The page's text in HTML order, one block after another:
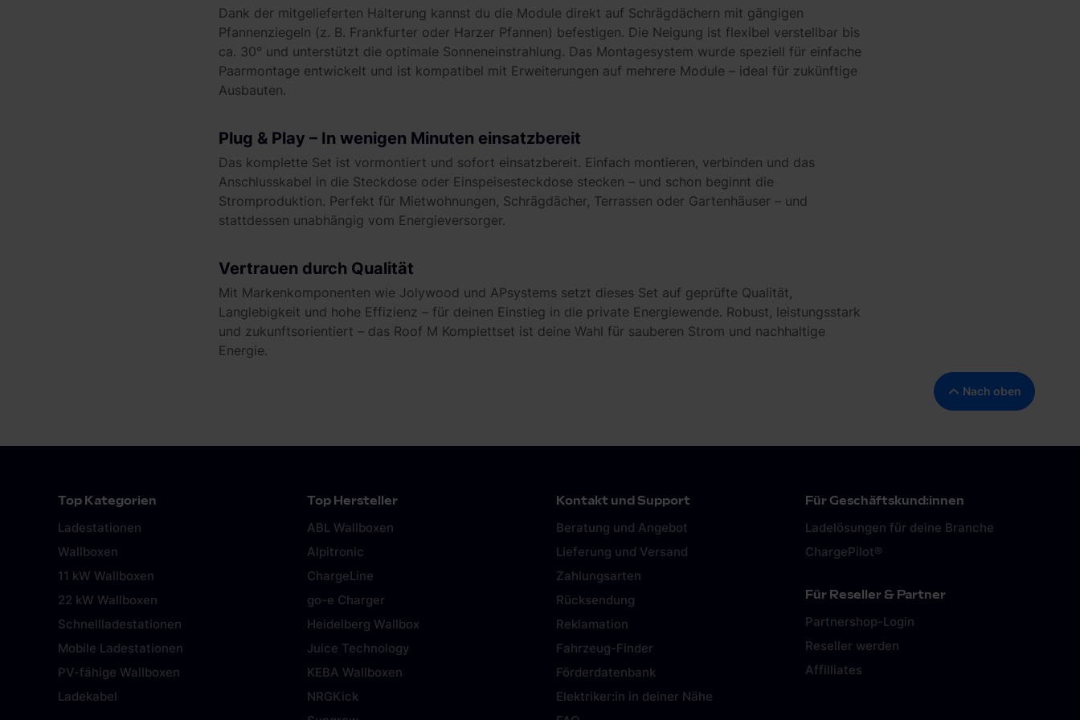
Dank der mitgelieferten Halterung kannst du die Module direkt auf Schrägdächern mit gängigen
Pfannenziegeln (z. B. Frankfurter oder Harzer Pfannen) befestigen. Die Neigung ist flexibel verstellbar bis
ca. 30° und unterstützt die optimale Sonneneinstrahlung. Das Montagesystem wurde speziell für einfache
Paarmontage entwickelt und ist kompatibel mit Erweiterungen auf mehrere Module – ideal für zukünftige
Ausbauten.
Plug & Play – In wenigen Minuten einsatzbereit
Das komplette Set ist vormontiert und sofort einsatzbereit. Einfach montieren, verbinden und das
Anschlusskabel in die Steckdose oder Einspeisesteckdose stecken – und schon beginnt die
Stromproduktion. Perfekt für Mietwohnungen, Schrägdächer, Terrassen oder Gartenhäuser – und
stattdessen unabhängig vom Energieversorger.
Vertrauen durch Qualität
Mit Markenkomponenten wie Jolywood und APsystems setzt dieses Set auf geprüfte Qualität,
Langlebigkeit und hohe Effizienz – für deinen Einstieg in die private Energiewende. Robust, leistungsstark
und zukunftsorientiert – das Roof M Komplettset ist deine Wahl für sauberen Strom und nachhaltige
Energie.
Nach oben